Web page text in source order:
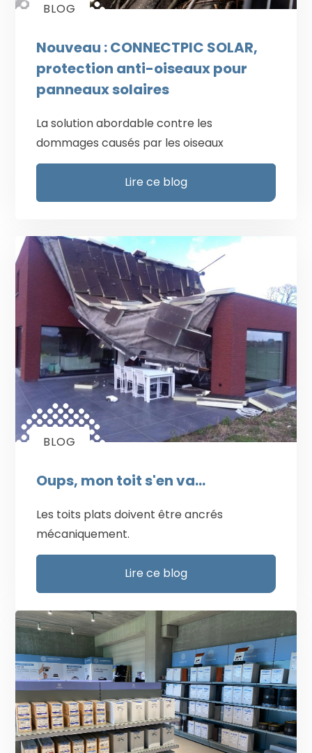
BLOG
Nouveau : CONNECTPIC SOLAR,
protection anti-oiseaux pour
panneaux solaires
La solution abordable contre les
dommages causés par les oiseaux
Lire ce blog
BLOG
Oups, mon toit s'en va...
Les toits plats doivent être ancrés
mécaniquement.
Lire ce blog